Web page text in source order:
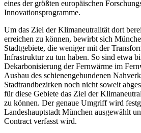
eines der größten europäischen
Innovationsprogramme.
Um das Ziel der Klimaneutralität dort
erreichen zu können, bewirbt sich
Stadtgebiete, die weniger mit der
Infrastruktur zu tun haben. So sind etwa
Dekarbonisierung der Fernwärme im
Ausbau des schienengebundenen
Stadtrandbezirken noch nicht soweit
für diese Gebiete das Ziel der
zu können. Der genaue Umgriff wird
Landeshauptstadt München ausgewählt
Contract verfasst wird.